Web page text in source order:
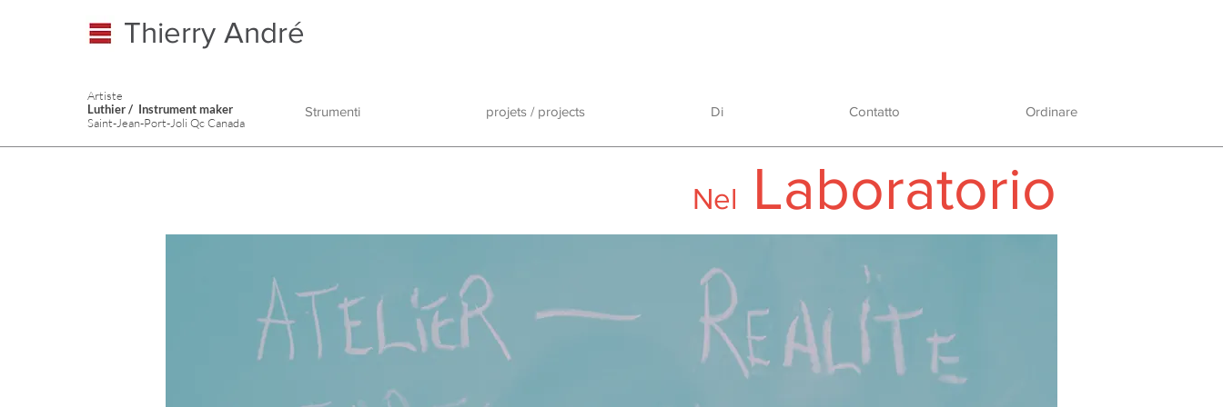
Thierry André
Artiste
Luthier / Instrument maker
Saint-Jean-Port-Joli Qc Canada
Strumenti projets / projects Di Contatto Ordinare
Nel Laboratorio